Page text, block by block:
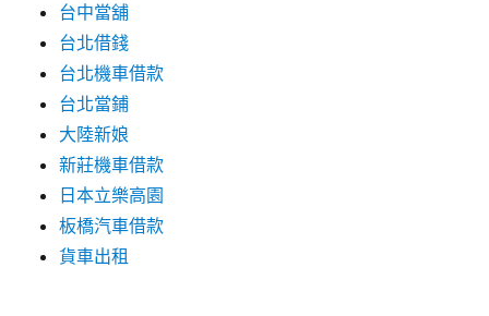
台中當舖
台北借錢
台北機車借款
台北當鋪
大陸新娘
新莊機車借款
日本立樂高園
板橋汽車借款
貨車出租